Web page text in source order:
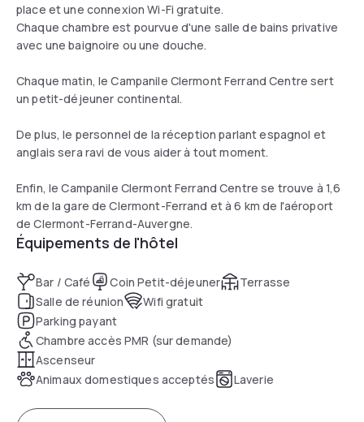
place et une connexion Wi-Fi gratuite.
Chaque chambre est pourvue d'une salle de bains privative
avec une baignoire ou une douche.
Chaque matin, le Campanile Clermont Ferrand Centre sert
un petit-déjeuner continental.
De plus, le personnel de la réception parlant espagnol et
anglais sera ravi de vous aider à tout moment.
Enfin, le Campanile Clermont Ferrand Centre se trouve à 1,6
km de la gare de Clermont-Ferrand et à 6 km de l'aéroport
de Clermont-Ferrand-Auvergne.
Équipements de l'hôtel
Bar / Café Coin Petit-déjeuner
Terrasse
Salle de réunion
Wifi gratuit
Parking payant
Chambre accès PMR (sur demande)
Ascenseur
Animaux domestiques acceptés
Laverie